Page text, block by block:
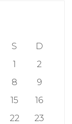
S
D
1
2
8
9
15
16
22
23